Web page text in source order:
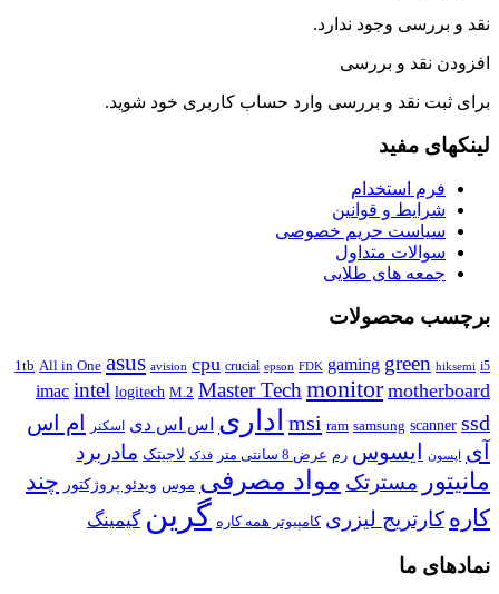
نقد و بررسی وجود ندارد.
افزودن نقد و بررسی
برای ثبت نقد و بررسی وارد حساب کاربری خود شوید.
لینکهای مفید
فرم استخدام
شرایط و قوانین
سیاست حریم خصوصی
سوالات متداول
جمعه های طلایی
برچسب محصولات
1tb All in One asus avision cpu crucial epson FDK gaming green hiksemi i5
imac intel logitech M.2 Master Tech monitor motherboard
msi ram samsung scanner ssd اداری اس اس دی اسکنر
ام اس
آی
اپسون ایسوس رم عرض 8 سانتی متر فدک لاجیتک مادربرد
مانیتور مسترتک مواد مصرفی موس ویدئو پروژکتور چند
کاره کارتریج لیزری کامپیوتر همه کاره گرین گیمینگ
نمادهای ما